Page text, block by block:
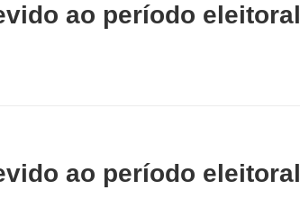
ao período eleitoral
ao período eleitoral